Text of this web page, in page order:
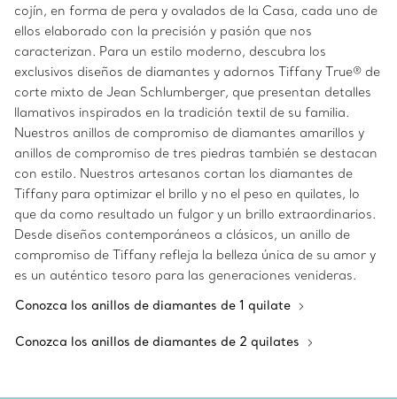
cojín, en forma de pera y ovalados de la Casa, cada uno de
ellos elaborado con la precisión y pasión que nos
caracterizan. Para un estilo moderno, descubra los
exclusivos diseños de diamantes y adornos Tiffany True® de
corte mixto de Jean Schlumberger, que presentan detalles
llamativos inspirados en la tradición textil de su familia.
Nuestros anillos de compromiso de diamantes amarillos y
anillos de compromiso de tres piedras también se destacan
con estilo. Nuestros artesanos cortan los diamantes de
Tiffany para optimizar el brillo y no el peso en quilates, lo
que da como resultado un fulgor y un brillo extraordinarios.
Desde diseños contemporáneos a clásicos, un anillo de
compromiso de Tiffany refleja la belleza única de su amor y
es un auténtico tesoro para las generaciones venideras.
Conozca los anillos de diamantes de 1 quilate
Conozca los anillos de diamantes de 2 quilates